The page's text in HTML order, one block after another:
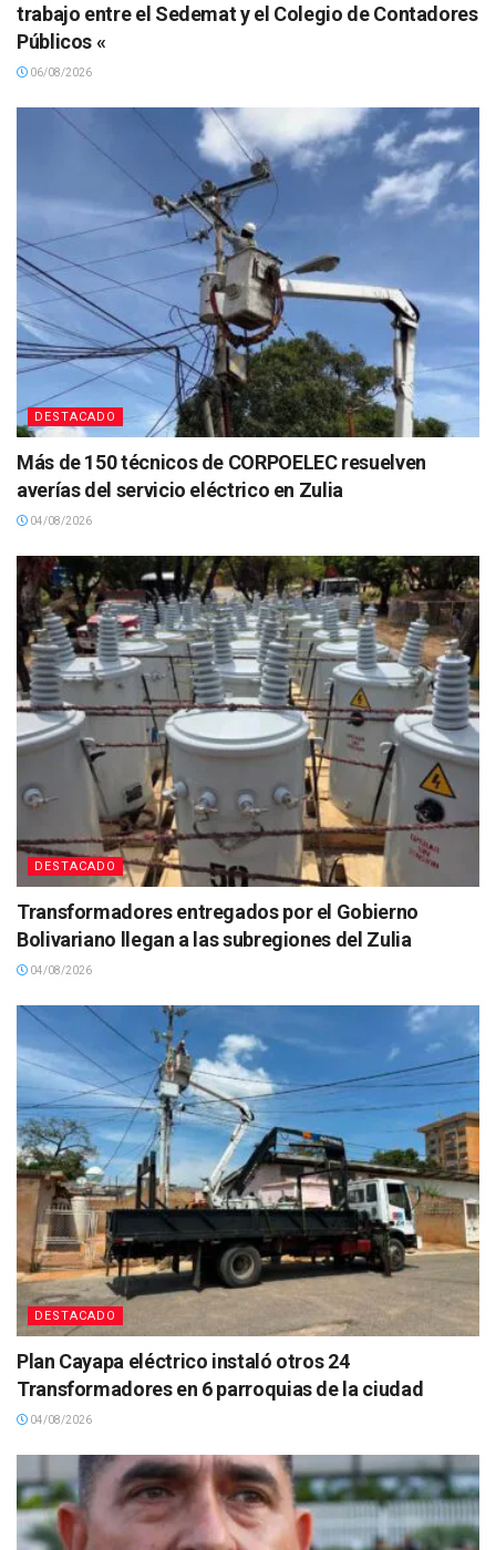
trabajo entre el Sedemat y el Colegio de Contadores
Públicos «
06/08/2026
DESTACADO
Más de 150 técnicos de CORPOELEC resuelven
averías del servicio eléctrico en Zulia
04/08/2026
DESTACADO
Transformadores entregados por el Gobierno
Bolivariano llegan a las subregiones del Zulia
04/08/2026
DESTACADO
Plan Cayapa eléctrico instaló otros 24
Transformadores en 6 parroquias de la ciudad
04/08/2026